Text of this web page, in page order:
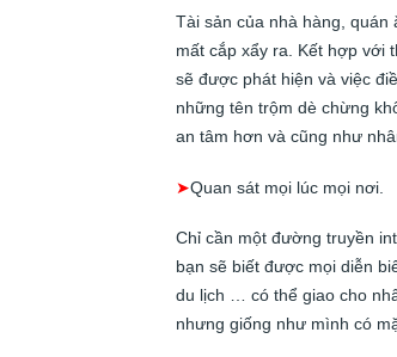
Tài sản của nhà hàng,
mất cắp xẩy ra. Kết hợp với
sẽ được phát hiện và việc
những tên trộm dè chừng
an tâm hơn và cũng như
➤Quan sát mọi lúc mọi nơi.
Chỉ cần một đường truyền
bạn sẽ biết được mọi diễn
du lịch … có thể giao cho
nhưng giống như mình có